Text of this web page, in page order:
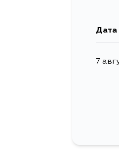
Дата
7